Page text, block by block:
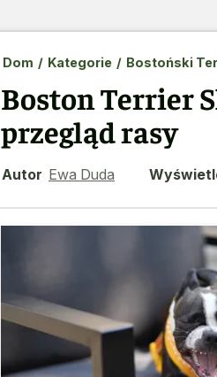
Dom / Kategorie / Bostoński
Boston Terrier
przegląd rasy
Autor Ewa Duda